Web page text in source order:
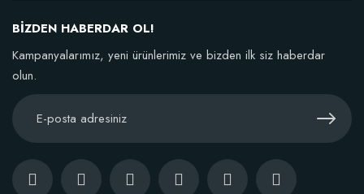
BİZDEN HABERDAR OL!
Kampanyalarımız, yeni ürünlerimiz ve bizden ilk siz haberdar
olun.